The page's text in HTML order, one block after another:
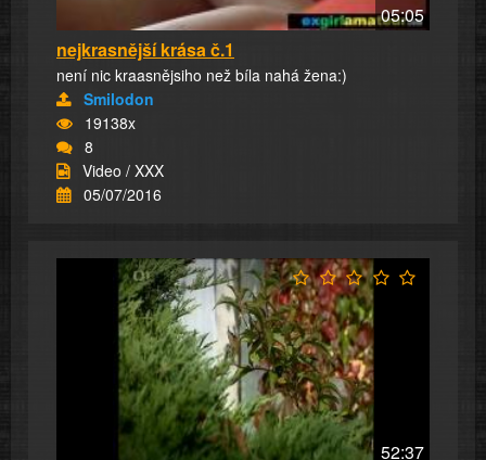
05:05
nejkrasnější krása č.1
není nic kraasnějsiho než bíla nahá žena:)
Smilodon
19138x
8
Video / XXX
05/07/2016
52:37